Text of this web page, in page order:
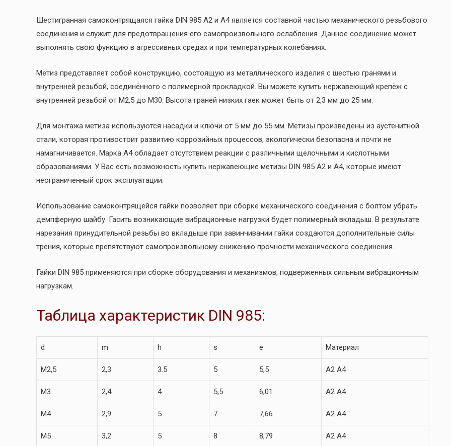
Шестигранная самоконтрящаяся гайка DIN 985 А2 и А4 является составной частью механического резьбового
соединения и служит для предотвращения его самопроизвольного ослабления. Данное соединение может
выполнять свою функцию в агрессивных средах и при температурных колебаниях.
Метиз представляет собой конструкцию, состоящую из металлического изделия с шестью гранями и
внутренней резьбой, соединённого с полимерной прокладкой. Вы можете купить нержавеющий крепёж с
внутренней резьбой от М2,5 до М30. Высота граней низких гаек может быть от 2,3 мм до 25 мм.
Для монтажа метиза используются насадки и ключи от 5 мм до 55 мм. Метизы произведены из аустенитной
стали, которая противостоит развитию коррозийных процессов, экологически безопасна и почти не
намагничивается. Марка А4 обладает отсутствием реакции с различными щелочными и кислотными
образованиями. У Вас есть возможность купить нержавеющие метизы DIN 985 А2 и А4, которые имеют
неограниченный срок эксплуатации.
Использование самоконтрящейся гайки позволяет при сборке механического соединения с болтом убрать
демпферную шайбу. Гасить возникающие вибрационные нагрузки будет полимерный вкладыш. В результате
нарезания принудительной резьбы во вкладыше при завинчивании гайки создаются дополнительные силы
трения, которые препятствуют самопроизвольному снижению прочности механического соединения.
Гайки DIN 985 применяются при сборке оборудования и механизмов, подверженных сильным вибрационным
нагрузкам.
Таблица характеристик DIN 985:
d m h s e Материал
M2,5 2,3 3.5 5 5,5 A2 A4
M3 2,4 4 5,5 6,01 A2 A4
M4 2,9 5 7 7,66 A2 A4
M5 3,2 5 8 8,79 A2 A4